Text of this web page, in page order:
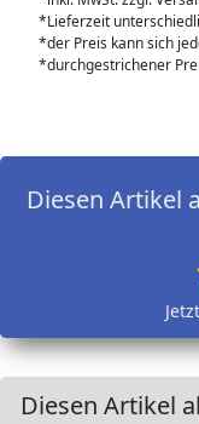
*Lieferzeit
*der Preis kann sich
*durchgestrichener
Diesen Artikel
Diesen Artikel